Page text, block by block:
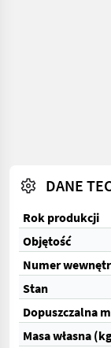
DANE
Rok produkcji
Objętość
Numer
Stan
Masa własna